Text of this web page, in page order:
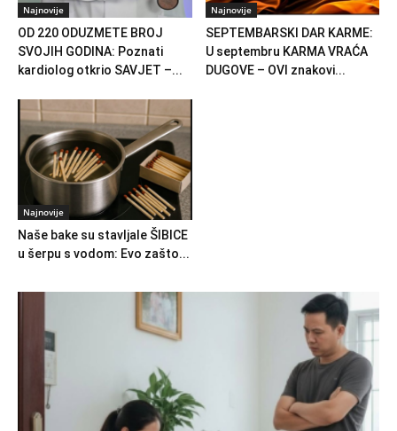
Najnovije
OD 220 ODUZMETE BROJ
SVOJIH GODINA: Poznati
kardiolog otkrio SAVJET –...
Najnovije
SEPTEMBARSKI DAR KARME:
U septembru KARMA VRAĆA
DUGOVE – OVI znakovi...
Najnovije
Naše bake su stavljale ŠIBICE
u šerpu s vodom: Evo zašto...